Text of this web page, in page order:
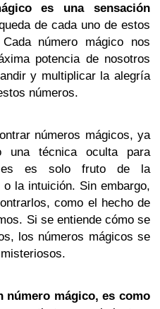
es una sensación
de cada uno de estos
número mágico nos
potencia de nosotros
y multiplicar la alegría
números.
números mágicos, ya
técnica oculta para
es solo fruto de la
la intuición. Sin embargo,
como el hecho de
Si se entiende cómo se
los números mágicos se
número mágico, es como